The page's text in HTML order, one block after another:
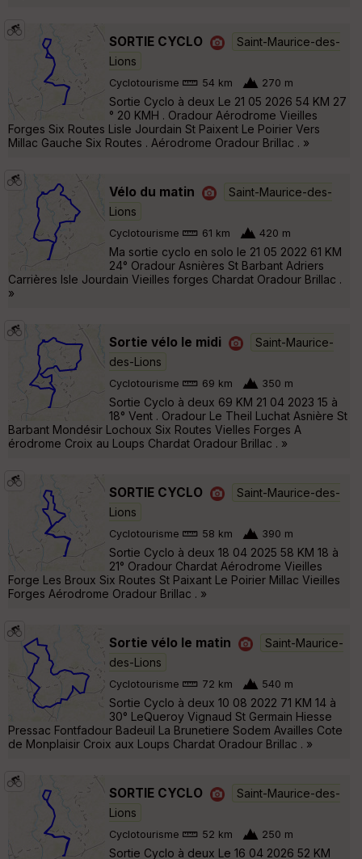
SORTIE CYCLO
Saint-Maurice-des-
Lions
Cyclotourisme 54 km 270 m
Sortie Cyclo à deux Le 21 05 2026 54 KM 27
° 20 KMH . Oradour Aérodrome Vieilles
Forges Six Routes Lisle Jourdain St Paixent Le Poirier Vers
Millac Gauche Six Routes . Aérodrome Oradour Brillac . »
Vélo du matin
Saint-Maurice-des-
Lions
Cyclotourisme 61 km 420 m
Ma sortie cyclo en solo le 21 05 2022 61 KM
24° Oradour Asnières St Barbant Adriers
Carrières Isle Jourdain Vieilles forges Chardat Oradour Brillac .
»
Sortie vélo le midi
Saint-Maurice-
des-Lions
Cyclotourisme 69 km 350 m
Sortie Cyclo à deux 69 KM 21 04 2023 15 à
18° Vent . Oradour Le Theil Luchat Asnière St
Barbant Mondésir Lochoux Six Routes Vielles Forges A
érodrome Croix au Loups Chardat Oradour Brillac . »
SORTIE CYCLO
Saint-Maurice-des-
Lions
Cyclotourisme 58 km 390 m
Sortie Cyclo à deux 18 04 2025 58 KM 18 à
21° Oradour Chardat Aérodrome Vieilles
Forge Les Broux Six Routes St Paixant Le Poirier Millac Vieilles
Forges Aérodrome Oradour Brillac . »
Sortie vélo le matin
Saint-Maurice-
des-Lions
Cyclotourisme 72 km 540 m
Sortie Cyclo à deux 10 08 2022 71 KM 14 à
30° LeQueroy Vignaud St Germain Hiesse
Pressac Fontfadour Badeuil La Brunetiere Sodem Availles Cote
de Monplaisir Croix aux Loups Chardat Oradour Brillac . »
SORTIE CYCLO
Saint-Maurice-des-
Lions
Cyclotourisme 52 km 250 m
Sortie Cyclo à deux Le 16 04 2026 52 KM